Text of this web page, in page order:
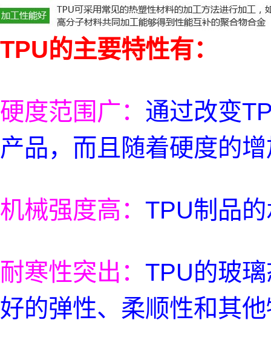
TPU的主要特性有：
硬度范围广： 通过改变
产品，而且随着硬度的
机械强度高： TPU制品
耐寒性突出： TPU的玻
好的弹性、柔顺性和其